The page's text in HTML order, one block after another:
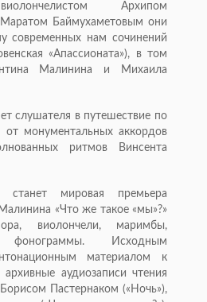
Архипом
Баймухаметовым они
современных нам сочинений
«Апассионата»), в том
Малинина и Михаила
слушателя в путешествие по
монументальных аккордов
ритмов Винсента
мировая премьера
«Что же такое «мы»?»
виолончели, маримбы,
Исходным
материалом к
аудиозаписи чтения
Пастернаком («Ночь»),